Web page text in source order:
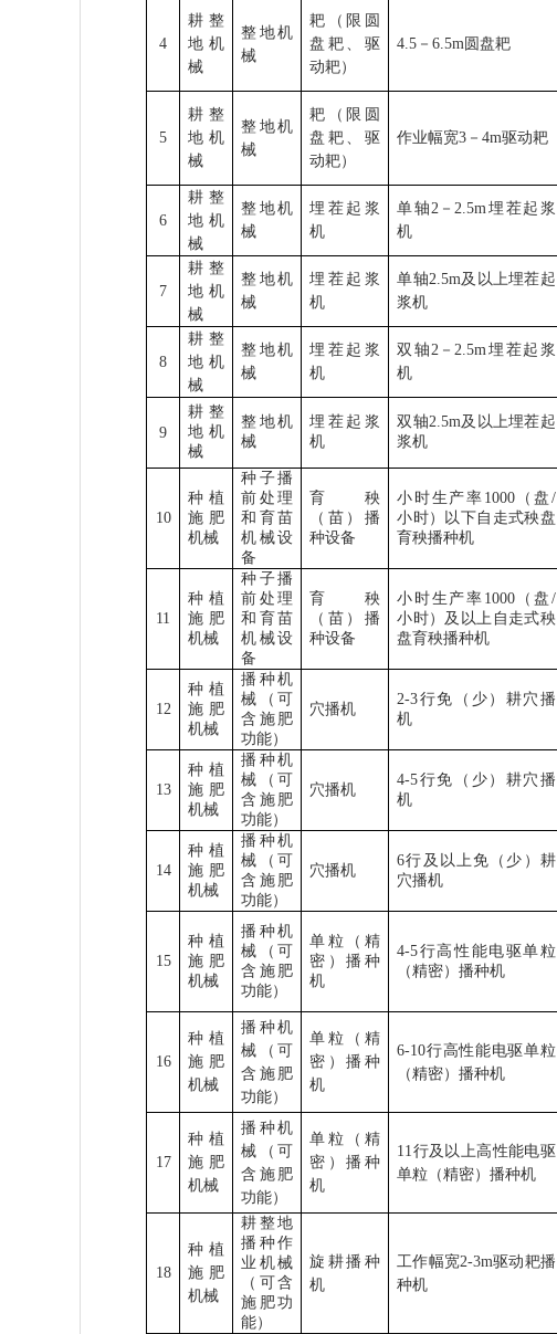
4
耕整
地机
械
整地机
械
耙（限圆
盘耙、驱
动耙）
4.5 －6.5m 圆盘耙
5
耕整
地机
械
整地机
械
耙（限圆
盘耙、驱
动耙）
作业幅宽3 －4m驱动耙
6
耕整
地机
械
整地机
械
埋茬起浆
机
单轴2 －2.5m埋茬起浆
机
7
耕整
地机
械
整地机
械
埋茬起浆
机
单轴2.5m及以上埋茬起
浆机
8
耕整
地机
械
整地机
械
埋茬起浆
机
双轴2 －2.5m埋茬起浆
机
9
耕整
地机
械
整地机
械
埋茬起浆
机
双轴2.5m及以上埋茬起
浆机
10
种植
施肥
机械
种子播
前处理
和育苗
机械设
备
育秧
（苗）播
种设备
小时生产率 1000（盘 /
小时）以下自走式秧盘
育秧播种机
11
种植
施肥
机械
种子播
前处理
和育苗
机械设
备
育秧
（苗）播
种设备
小时生产率 1000（盘 /
小时）及以上自走式秧
盘育秧播种机
12
种植
施肥
机械
播种机
械（可
含施肥
功能）
穴播机
2-3行免（少）耕穴播
机
13
种植
施肥
机械
播种机
械（可
含施肥
功能）
穴播机
4-5行免（少）耕穴播
机
14
种植
施肥
机械
播种机
械（可
含施肥
功能）
穴播机
6行及以上免（少）耕
穴播机
15
种植
施肥
机械
播种机
械（可
含施肥
功能）
单粒（精
密）播种
机
4-5行高性能电驱单粒
（精密）播种机
16
种植
施肥
机械
播种机
械（可
含施肥
功能）
单粒（精
密）播种
机
6-10行高性能电驱单粒
（精密）播种机
17
种植
施肥
机械
播种机
械（可
含施肥
功能）
单粒（精
密）播种
机
11行及以上高性能电驱
单粒（精密）播种机
18
种植
施肥
机械
耕整地
播种作
业机械
（可含
施肥功
能）
旋耕播种
机
工作幅宽2-3m驱动耙播
种机